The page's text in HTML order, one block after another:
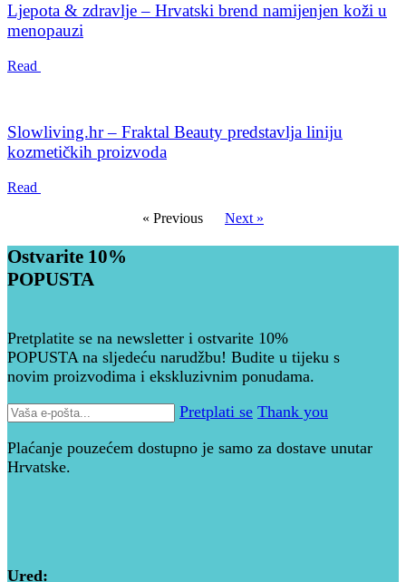
Ljepota & zdravlje – Hrvatski brend namijenjen koži u
menopauzi
Read
Slowliving.hr – Fraktal Beauty predstavlja liniju
kozmetičkih proizvoda
Read
« Previous Next »
Ostvarite 10%
POPUSTA
Pretplatite se na newsletter i ostvarite 10%
POPUSTA na sljedeću narudžbu! Budite u tijeku s
novim proizvodima i ekskluzivnim ponudama.
Pretplati se Thank you
Plaćanje pouzećem dostupno je samo za dostave unutar
Hrvatske.
Ured: